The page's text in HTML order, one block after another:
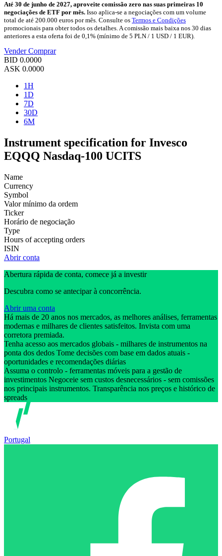
Até 30 de junho de 2027, aproveite comissão zero nas suas primeiras 10
negociações de ETF por mês. Isso aplica-se a negociações com um volume
total de até 200.000 euros por mês. Consulte os Termos e Condições
promocionais para obter todos os detalhes. A comissão mais baixa nos 30 dias
anteriores a esta oferta foi de 0,1% (mínimo de 5 PLN / 1 USD / 1 EUR).
VenderComprar
BID 0.0000
ASK 0.0000
1H
1D
7D
30D
6M
Instrument specification for Invesco
EQQQ Nasdaq-100 UCITS
Name
Currency
Symbol
Valor mínimo da ordem
Ticker
Horário de negociação
Type
Hours of accepting orders
ISIN
Abrir conta
Abertura rápida de conta, comece já a investir
Descubra como se antecipar à concorrência.
Abrir uma conta
Há mais de 20 anos nos mercados, as melhores análises, ferramentas
modernas e milhares de clientes satisfeitos. Invista com uma
corretora premiada.
Tenha acesso aos mercados globais - milhares de instrumentos na
ponta dos dedos Tome decisões com base em dados atuais -
oportunidades e recomendações diárias
Assuma o controlo - ferramentas móveis para a gestão de
investimentos Negoceie sem custos desnecessários - sem comissões
nos principais instrumentos. Transparência nos preços e histórico de
spreads
Portugal